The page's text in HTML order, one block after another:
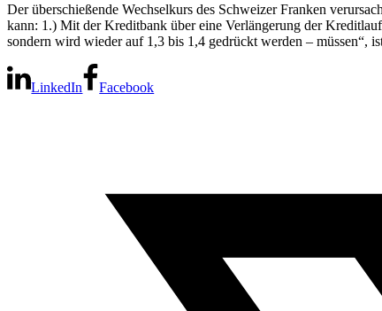
Der überschießende Wechselkurs des Schweizer Franken
kann: 1.) Mit der Kreditbank über eine Verlängerung der
sondern wird wieder auf 1,3 bis 1,4 gedrückt werden – müssen“,
LinkedIn Facebook